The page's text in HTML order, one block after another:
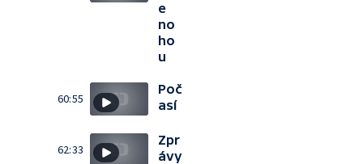
e
no
ho
u
60:55
Poč
así
62:33
Zpr
ávy